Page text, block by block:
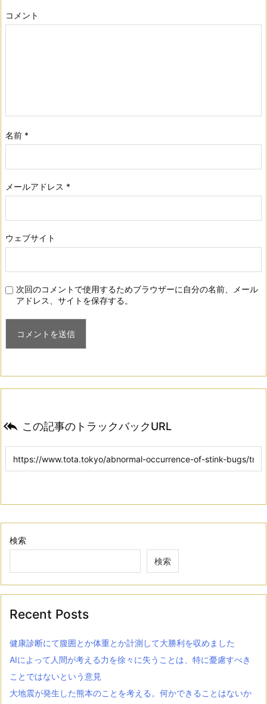
コメント
名前 *
メールアドレス *
ウェブサイト
次回のコメントで使用するためブラウザーに自分の名前、メール
アドレス、サイトを保存する。
 この記事のトラックバックURL
検索
検索
Recent Posts
健康診断にて腹囲とか体重とか計測して大勝利を収めました
AIによって人間が考える力を徐々に失うことは、特に憂慮すべき
ことではないという意見
大地震が発生した熊本のことを考える。何かできることはないか